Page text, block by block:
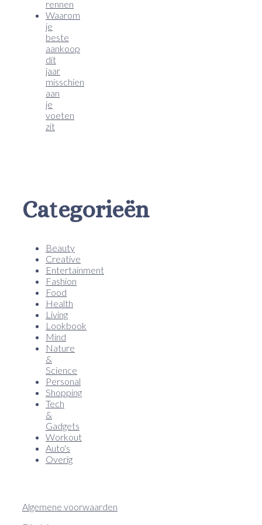
rennen
Waarom
je
beste
aankoop
dit
jaar
misschien
aan
je
voeten
zit
Categorieën
Beauty
Creative
Entertainment
Fashion
Food
Health
Living
Lookbook
Mind
Nature
&
Science
Personal
Shopping
Tech
&
Gadgets
Workout
Auto's
Overig
Algemene voorwaarden